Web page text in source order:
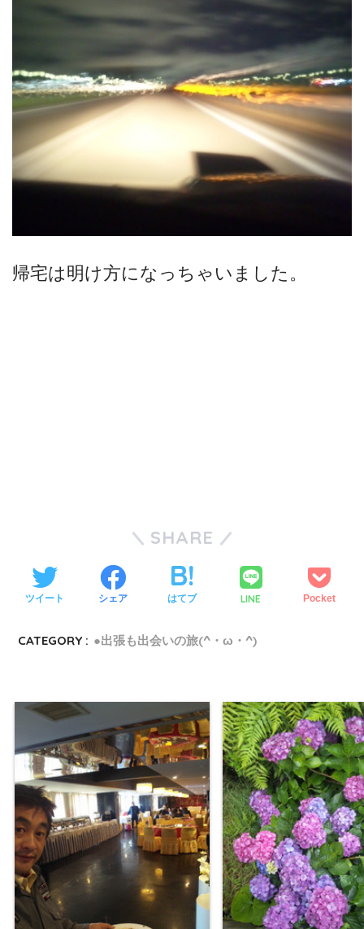
帰宅は明け方になっちゃいました。
SHARE
ツイート シェア はてブ LINE Pocket
CATEGORY : ●出張も出会いの旅(^・ω・^)